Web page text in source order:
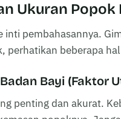
Ukuran Popok
inti pembahasannya.
perhatikan beberapa
Bayi (Faktor
penting dan akurat.